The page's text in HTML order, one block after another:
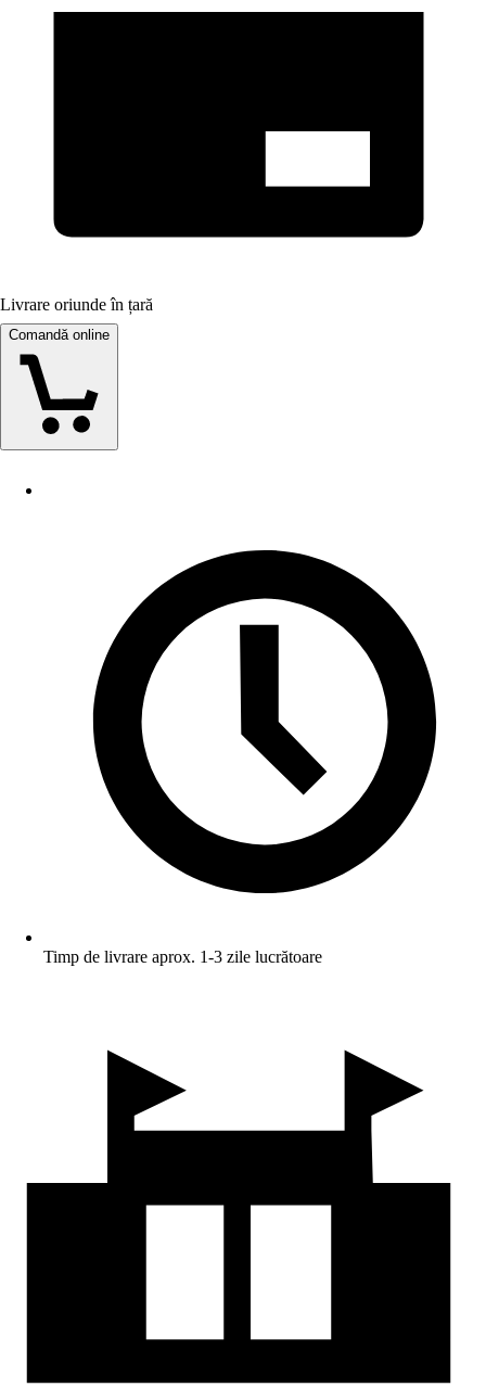
Livrare oriunde în țară
Comandă online
Timp de livrare aprox. 1-3 zile lucrătoare